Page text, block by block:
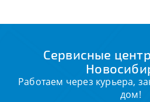
Сервисные
Работаем через курьера,
дом!